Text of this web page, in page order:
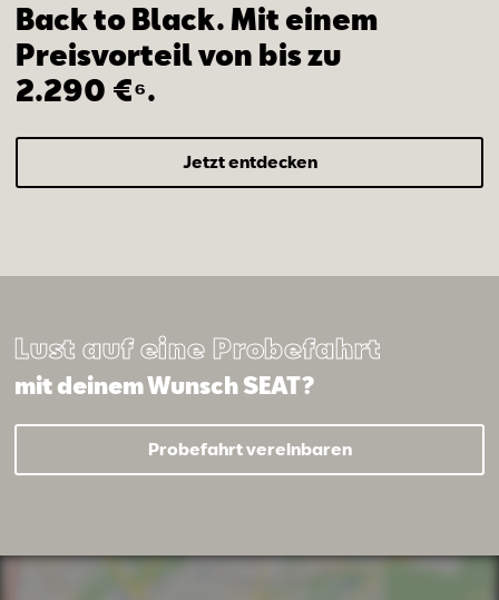
Back to Black. Mit einem
Preisvorteil von bis zu
2.290 €⁶.
Jetzt entdecken
Lust auf eine Probefahrt
mit deinem Wunsch SEAT?
Probefahrt vereinbaren